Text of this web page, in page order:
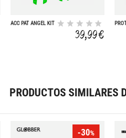
ACC PAT ANGEL KIT
39,99 €
PRODUCTOS SIMILARES
-30%